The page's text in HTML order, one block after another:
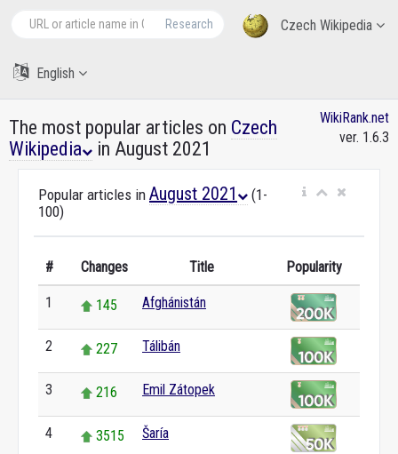
Czech Wikipedia
Research
English
The most popular articles on Czech
Wikipedia
in August 2021
WikiRank.net
ver. 1.6.3
Popular articles in August 2021
(1-
100)
# Changes Title Popularity
1 145 Afghánistán
2 227 Tálibán
3 216 Emil Zátopek
4 3515 Šaría